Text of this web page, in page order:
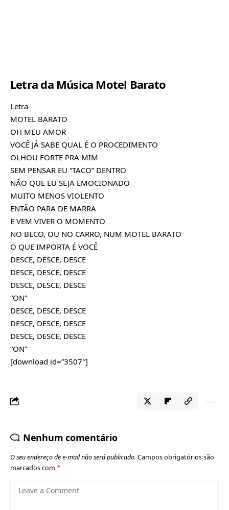
Letra da Música Motel Barato
Letra
MOTEL BARATO
OH MEU AMOR
VOCÊ JÁ SABE QUAL É O PROCEDIMENTO
OLHOU FORTE PRA MIM
SEM PENSAR EU “TACO” DENTRO
NÃO QUE EU SEJA EMOCIONADO
MUITO MENOS VIOLENTO
ENTÃO PARA DE MARRA
E VEM VIVER O MOMENTO
NO BECO, OU NO CARRO, NUM MOTEL BARATO
O QUE IMPORTA É VOCÊ
DESCE, DESCE, DESCE
DESCE, DESCE, DESCE
DESCE, DESCE, DESCE
“ON”
DESCE, DESCE, DESCE
DESCE, DESCE, DESCE
DESCE, DESCE, DESCE
“ON”
[download id=”3507″]
Nenhum comentário
O seu endereço de e-mail não será publicado. Campos obrigatórios são
marcados com *